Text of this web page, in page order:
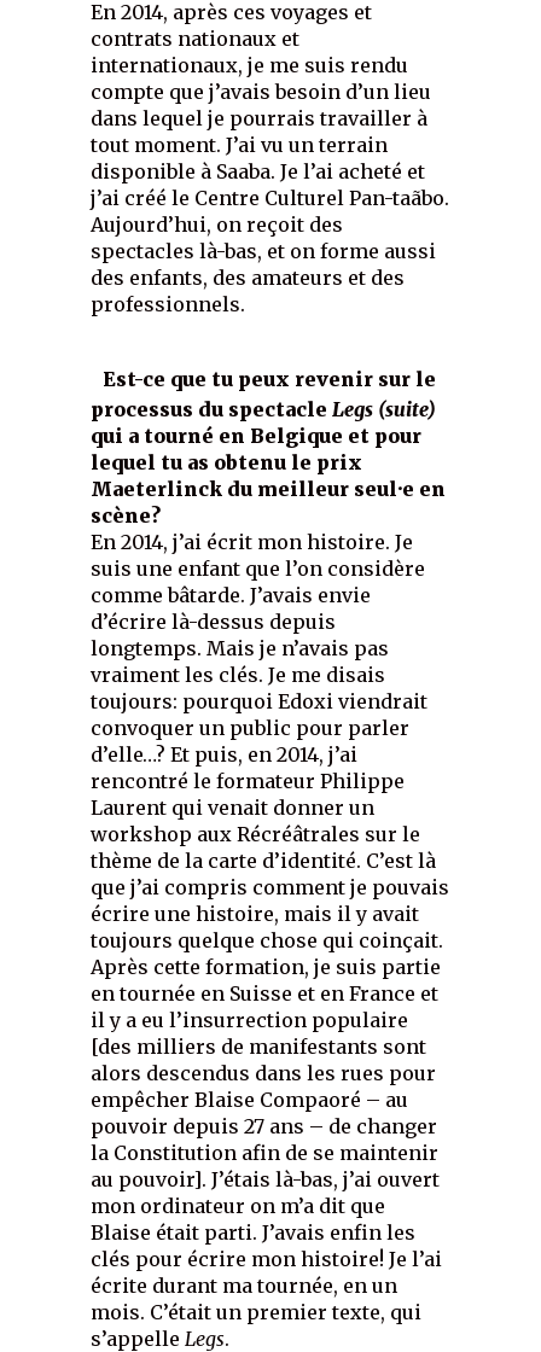
En 2014, après ces voyages et
contrats nationaux et
internationaux, je me suis rendu
compte que j’avais besoin d’un lieu
dans lequel je pourrais travailler à
tout moment. J’ai vu un terrain
disponible à Saaba. Je l’ai acheté et
j’ai créé le Centre Culturel Pan-taãbo.
Aujourd’hui, on reçoit des
spectacles là-bas, et on forme aussi
des enfants, des amateurs et des
professionnels.
Est-ce que tu peux revenir sur le
processus du spectacle Legs (suite)
qui a tourné en Belgique et pour
lequel tu as obtenu le prix
Maeterlinck du meilleur seul·e en
scène?
En 2014, j’ai écrit mon histoire. Je
suis une enfant que l’on considère
comme bâtarde. J’avais envie
d’écrire là-dessus depuis
longtemps. Mais je n’avais pas
vraiment les clés. Je me disais
toujours: pourquoi Edoxi viendrait
convoquer un public pour parler
d’elle…? Et puis, en 2014, j’ai
rencontré le formateur Philippe
Laurent qui venait donner un
workshop aux Récréâtrales sur le
thème de la carte d’identité. C’est là
que j’ai compris comment je pouvais
écrire une histoire, mais il y avait
toujours quelque chose qui coinçait.
Après cette formation, je suis partie
en tournée en Suisse et en France et
il y a eu l’insurrection populaire
[des milliers de manifestants sont
alors descendus dans les rues pour
empêcher Blaise Compaoré – au
pouvoir depuis 27 ans – de changer
la Constitution afin de se maintenir
au pouvoir]. J’étais là-bas, j’ai ouvert
mon ordinateur on m’a dit que
Blaise était parti. J’avais enfin les
clés pour écrire mon histoire! Je l’ai
écrite durant ma tournée, en un
mois. C’était un premier texte, qui
s’appelle Legs.